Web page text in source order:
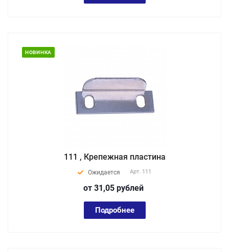
НОВИНКА
111 , Крепежная пластина
Ожидается Арт. 111
от 31,05 рублей
Подробнее